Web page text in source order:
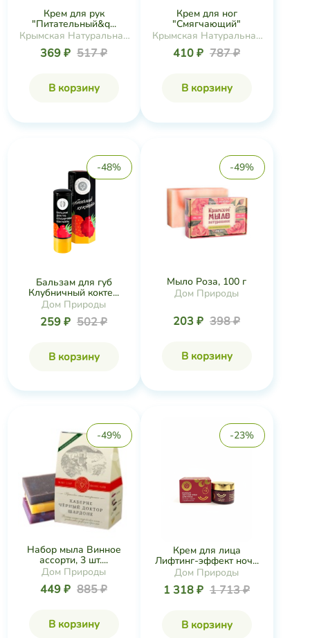
Крем для рук
"Питательный&q...
Крымская Натуральная
Коллекция
369 ₽ 517 ₽
В корзину
Крем для ног
"Смягчающий"
Крымская Натуральная
Коллекция
410 ₽ 787 ₽
В корзину
-48%
Бальзам для губ
Клубничный кокте...
Дом Природы
259 ₽ 502 ₽
В корзину
-49%
Мыло Роза, 100 г
Дом Природы
203 ₽ 398 ₽
В корзину
-49%
Набор мыла Винное
ассорти, 3 шт....
Дом Природы
449 ₽ 885 ₽
В корзину
-23%
Крем для лица
Лифтинг-эффект ноч...
Дом Природы
1 318 ₽ 1 713 ₽
В корзину